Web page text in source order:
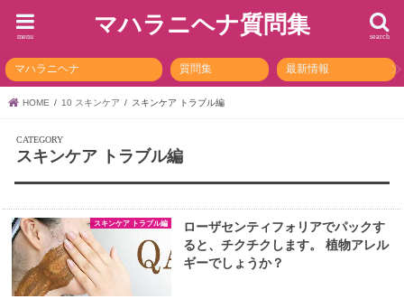
マハラニヘナ質問集 search
menu
マハラニヘナ 質問集 最新情報
HOME 10 スキンケア スキンケア トラブル編
スキンケア トラブル編
スキンケア トラブル編
ローザセンティフォリアでパックす
ると、チクチクします。 植物アレル
ギーでしょうか？